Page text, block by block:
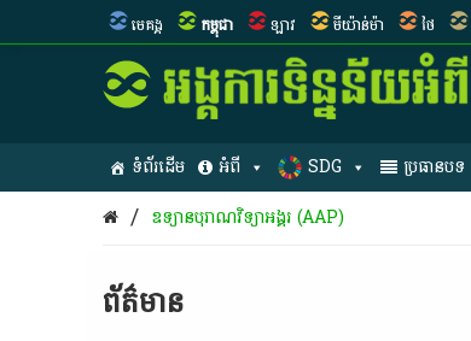
មេគង្គ កម្ពុជា ឡាវ មីយ៉ាន់ម៉ា ថៃ
ទំព័រដើម អំពី SDG ប្រធានបទ
/ ឧទ្យានបុរាណវិទ្យាអង្គរ (AAP)
ព័ត៌មាន​